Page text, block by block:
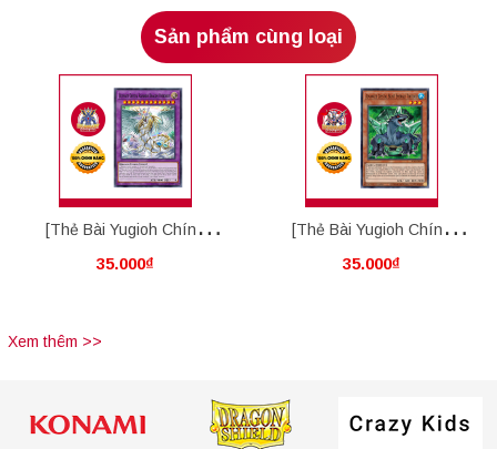
Sản phẩm cùng loại
[Thẻ Bài Yugioh Chính
Hãng] Ultimate Crystal
35.000₫
[Thẻ Bài Yugioh Chính
Hãng] Advanced Crystal
35.000₫
Xem thêm >>